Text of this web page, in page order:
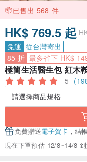
已售出 568 件
HK$ 769.5 起
免運 從台灣寄出
85 折 最多省下 HK$
極簡生活醫生包 紅木
5
免費贈送電子賀卡 ，結
現在下單預估 12/8~14/8